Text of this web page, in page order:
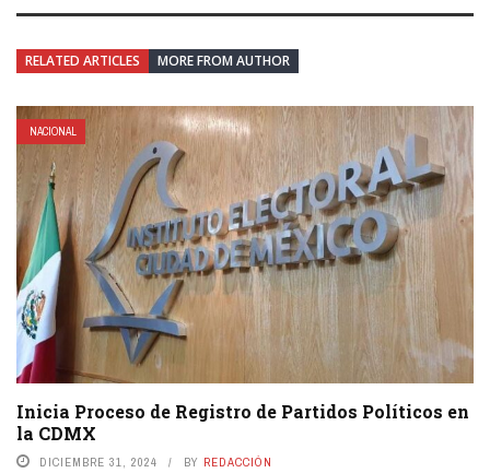
RELATED ARTICLES MORE FROM AUTHOR
NACIONAL
Inicia Proceso de Registro de Partidos Políticos en
la CDMX
DICIEMBRE 31, 2024 BY REDACCIÓN